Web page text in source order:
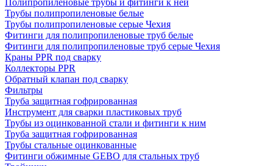
Трубы полипропиленовые белые
Трубы полипропиленовые серые Чехия
Фитинги для полипропиленовые труб белые
Фитинги для полипропиленовые труб серые Чехия
Краны PPR под сварку
Коллекторы PPR
Обратный клапан под сварку
Фильтры
Труба защитная гофрированная
Инструмент для сварки пластиковых труб
Трубы из оцинкованной стали и фитинги к ним
Труба защитная гофрированная
Трубы стальные оцинкованные
Фитинги обжимные GEBO для стальных труб